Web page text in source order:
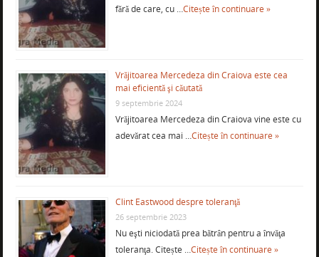
fără de care, cu …Citește în continuare »
Vrăjitoarea Mercedeza din Craiova este cea
mai eficientă şi căutată
9 septembrie 2024
Vrăjitoarea Mercedeza din Craiova vine este cu
adevărat cea mai …Citește în continuare »
Clint Eastwood despre toleranţă
26 septembrie 2023
Nu eşti niciodată prea bătrân pentru a învăţa
toleranţa. Citește …Citește în continuare »